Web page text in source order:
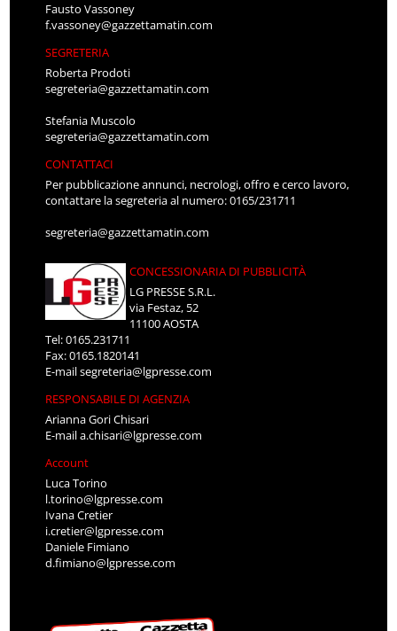
Fausto Vassoney
f.vassoney@gazzettamatin.com
SEGRETERIA
Roberta Prodoti
segreteria@gazzettamatin.com
Stefania Muscolo
segreteria@gazzettamatin.com
CONTATTACI
Per pubblicazione annunci, necrologi, offro e cerco lavoro,
contattare la segreteria al numero: 0165/231711
segreteria@gazzettamatin.com
CONCESSIONARIA DI PUBBLICITÀ
LG PRESSE S.R.L.
via Festaz, 52
11100 AOSTA
Tel: 0165.231711
Fax: 0165.1820141
E-mailsegreteria@lgpresse.com
RESPONSABILE DI AGENZIA
Arianna Gori Chisari
E-maila.chisari@lgpresse.com
Account
Luca Torino
l.torino@lgpresse.com
Ivana Cretier
i.cretier@lgpresse.com
Daniele Fimiano
d.fimiano@lgpresse.com